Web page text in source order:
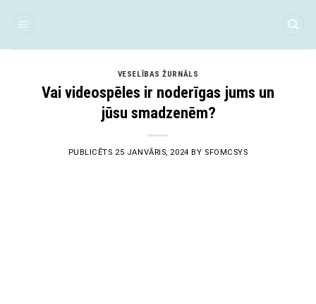
VESELĪBAS ŽURNĀLS
Vai videospēles ir noderīgas jums un
jūsu smadzenēm?
PUBLICĒTS 25 JANVĀRIS, 2024 BY SFOMCSYS